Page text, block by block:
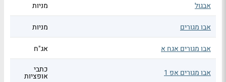
אבגול
מניות
אבו מגורים מניות
אבו מגורים אגח א אג"ח
אבו מגורים אפ 1 כתבי
אופציות